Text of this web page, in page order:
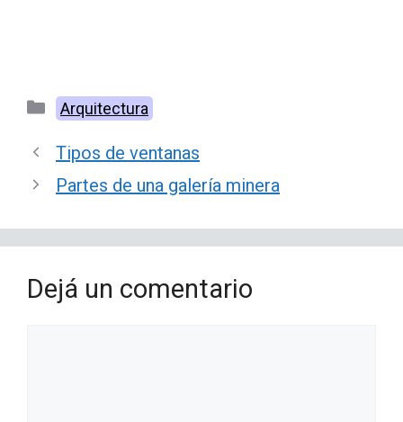
Categorías
Arquitectura
Tipos de ventanas
Partes de una galería minera
Dejá un comentario